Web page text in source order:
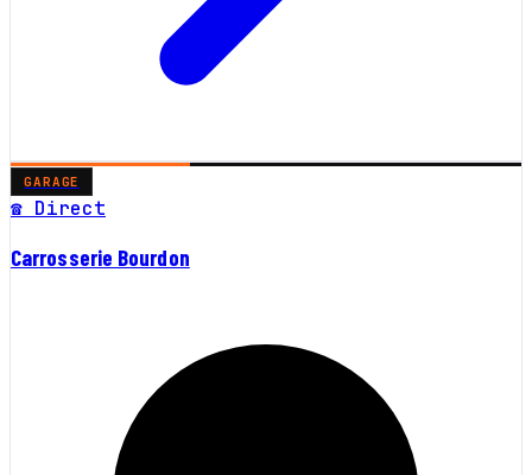
GARAGE
☎ Direct
Carrosserie Bourdon